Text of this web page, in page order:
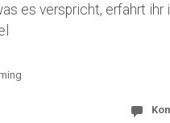
es verspricht, erfahrt ihr